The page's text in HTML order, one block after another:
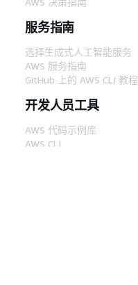
服务指南
选择生成式人工智能服务
AWS 服务指南
GitHub 上的 AWS CLI 教程
开发人员工具
AWS 代码示例库
AWS CLI